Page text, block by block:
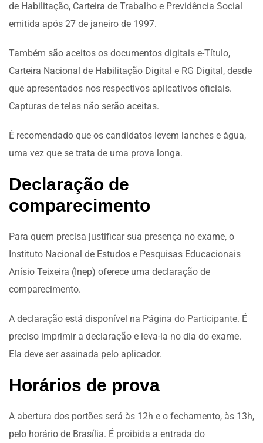
de Habilitação, Carteira de Trabalho e Previdência Social
emitida após 27 de janeiro de 1997.
Também são aceitos os documentos digitais e-Título,
Carteira Nacional de Habilitação Digital e RG Digital, desde
que apresentados nos respectivos aplicativos oficiais.
Capturas de telas não serão aceitas.
É recomendado que os candidatos levem lanches e água,
uma vez que se trata de uma prova longa.
Declaração de
comparecimento
Para quem precisa justificar sua presença no exame, o
Instituto Nacional de Estudos e Pesquisas Educacionais
Anísio Teixeira (Inep) oferece uma declaração de
comparecimento.
A declaração está disponível na Página do Participante. É
preciso imprimir a declaração e leva-la no dia do exame.
Ela deve ser assinada pelo aplicador.
Horários de prova
A abertura dos portões será às 12h e o fechamento, às 13h,
pelo horário de Brasília. É proibida a entrada do